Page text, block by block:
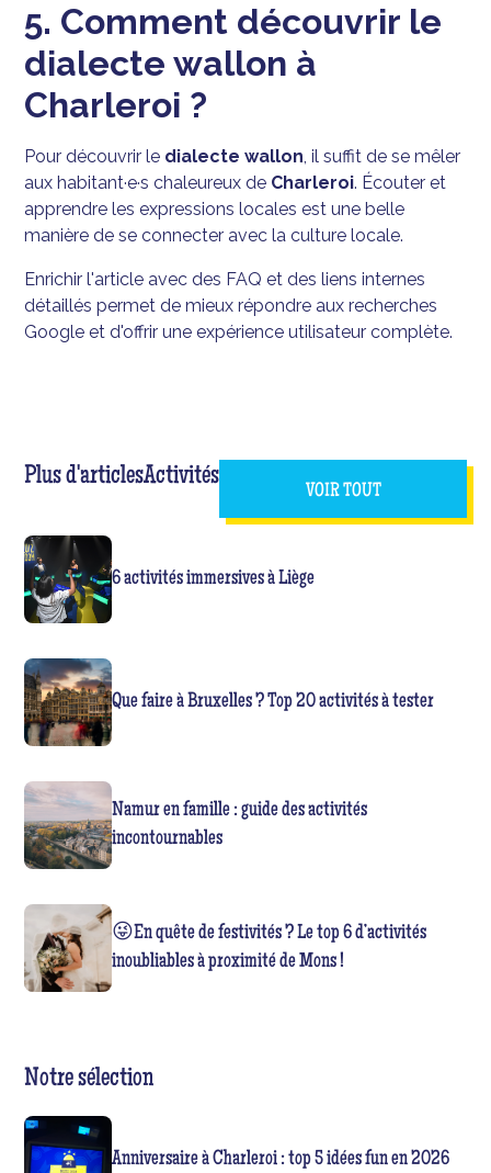
5. Comment découvrir le
dialecte wallon à
Charleroi ?
Pour découvrir le dialecte wallon, il suffit de se mêler
aux habitant·e·s chaleureux de Charleroi. Écouter et
apprendre les expressions locales est une belle
manière de se connecter avec la culture locale.
Enrichir l'article avec des FAQ et des liens internes
détaillés permet de mieux répondre aux recherches
Google et d'offrir une expérience utilisateur complète.
Plus d'articlesActivités
VOIR TOUT
6 activités immersives à Liège
Que faire à Bruxelles ? Top 20 activités à tester
Namur en famille : guide des activités
incontournables
😜En quête de festivités ? Le top 6 d’activités
inoubliables à proximité de Mons !
Notre sélection
Anniversaire à Charleroi : top 5 idées fun en 2026